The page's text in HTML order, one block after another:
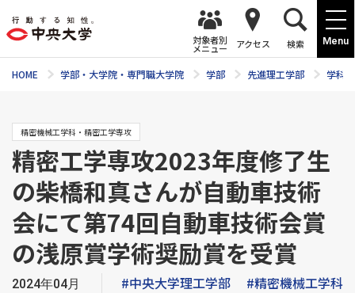
Menu
対象者別
メニュー アクセス 検索
HOME 学部・大学院・専門職大学院 学部 先進理工学部 学科
精密機械工学科・精密工学専攻
精密工学専攻2023年度修了生
の柴橋和真さんが自動車技術
会にて第74回自動車技術会賞
の浅原賞学術奨励賞を受賞
2024年04月
#中央大学理工学部
#精密機械工学科